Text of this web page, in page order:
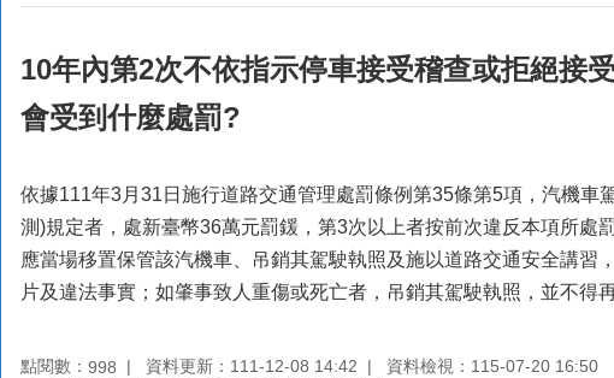
10年內第2次不依指示停車接受稽查或拒絕接
會受到什麼處罰?
依據111年3月31日施行道路交通管理處罰條例第35條第5項，汽機車
測)規定者，處新臺幣36萬元罰鍰，第3次以上者按前次違反本項所處
應當場移置保管該汽機車、吊銷其駕駛執照及施以道路交通安全講習
片及違法事實；如肇事致人重傷或死亡者，吊銷其駕駛執照，並不得再
點閱數： 998 資料更新：111-12-08 14:42
資料檢視：115-07-20 16:50